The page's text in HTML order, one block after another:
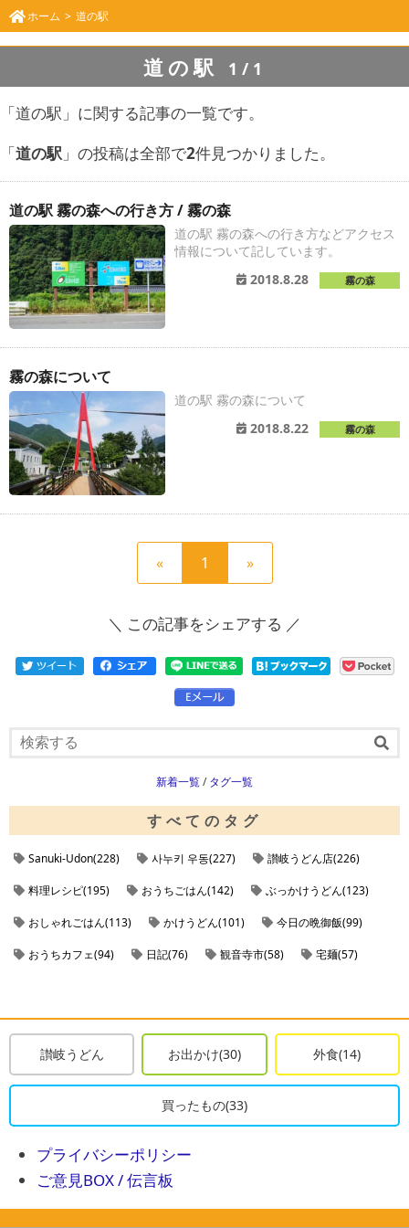
ホーム 道の駅
道の駅 1/1
「道の駅」に関する記事の一覧です。
「道の駅 」の投稿は全部で2件見つかりました。
道の駅 霧の森への行き方 / 霧の森
道の駅 霧の森への行き方などアクセス
情報について記しています。
2018.8.28
霧の森
霧の森について
道の駅 霧の森について
2018.8.22
霧の森
«前
の
ー
へ
1
在
ペ
ジ
»次
の
ー
へ
＼ この記事をシェアする ／
新着一覧/タグ一覧
すべてのタグ
Sanuki-Udon(228) 사누키 우동(227) 讃岐うどん店(226)
料理レシピ(195) おうちごはん(142) ぶっかけうどん(123)
おしゃれごはん(113) かけうどん(101) 今日の晩御飯(99)
おうちカフェ(94) 日記(76) 観音寺市(58) 宅麺(57)
肉うどん(49) ざるうどん(41) ケーキレシピ(41)
丸亀市(40) 丸亀市のうどん店(38) 観音寺市のうどん店(37)
今日の朝ごはん(35) 三豊市(33) 日記レシピ(33)
讃岐うどんの通販(29)
しょうゆうどん(26) 善通寺市のうどん店(26)
三豊市のうどん店(25) 天ぷらうどん(24)
ティータイム(23) 閉店(22) きつねうどん(22) 坂出市(21)
讃岐うどん お出かけ(30) 外食(14)
買ったもの(33)
プライバシーポリシー
ご意見BOX / 伝言板